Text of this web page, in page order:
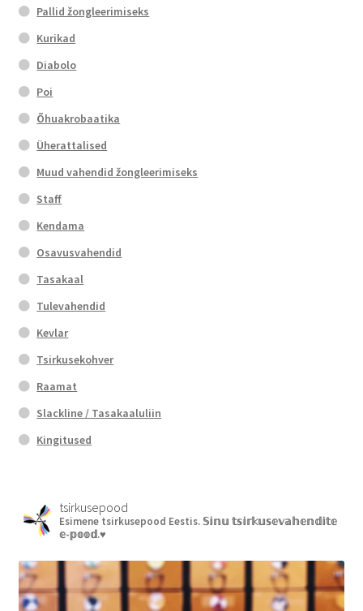
Pallid žongleerimiseks
Kurikad
Diabolo
Poi
Õhuakrobaatika
Üherattalised
Muud vahendid žongleerimiseks
Staff
Kendama
Osavusvahendid
Tasakaal
Tulevahendid
Kevlar
Tsirkusekohver
Raamat
Slackline / Tasakaaluliin
Kingitused
tsirkusepood
Esimene tsirkusepood Eestis. 𝕊𝕚𝕟𝕦 𝕥𝕤𝕚𝕣𝕜𝕦𝕤𝕖𝕧𝕒𝕙𝕖𝕟𝕕𝕚𝕥𝕖
𝕖-𝕡𝕠𝕠𝕕.♥︎